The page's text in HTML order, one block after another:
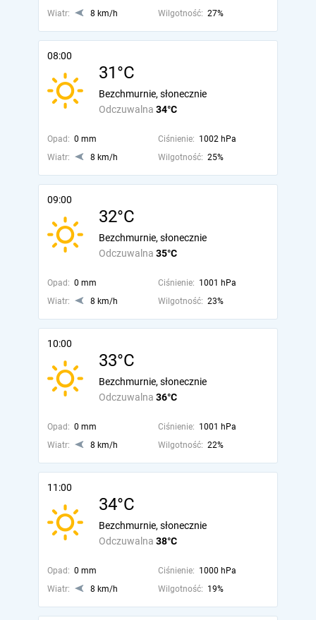
Wiatr: 8 km/h Wilgotność: 27%
08:00
31°C
Odczuwalna 34°C
Bezchmurnie, słonecznie
Opad: 0 mm Ciśnienie: 1002 hPa
Wiatr:
8 km/h Wilgotność: 25%
09:00
32°C
Odczuwalna 35°C
Bezchmurnie, słonecznie
Opad: 0 mm Ciśnienie: 1001 hPa
Wiatr:
8 km/h Wilgotność: 23%
10:00
33°C
Odczuwalna 36°C
Bezchmurnie, słonecznie
Opad: 0 mm Ciśnienie: 1001 hPa
Wiatr:
8 km/h Wilgotność: 22%
11:00
34°C
Odczuwalna 38°C
Bezchmurnie, słonecznie
Opad: 0 mm Ciśnienie: 1000 hPa
Wiatr:
8 km/h Wilgotność: 19%